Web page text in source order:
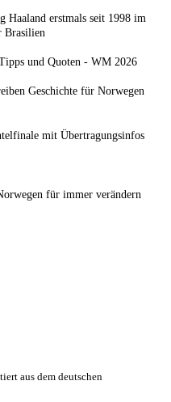
Haaland erstmals seit 1998 im
Brasilien
und Quoten - WM 2026
Geschichte für Norwegen
mit Übertragungsinfos
für immer verändern
aus dem deutschen